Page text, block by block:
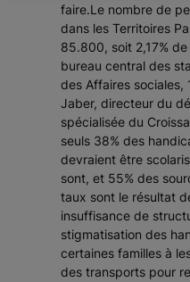
faire.Le nombre de
dans les Territoires
85.800, soit 2,17%
bureau central des
des Affaires sociales,
Jaber, directeur du
spécialisée du
seuls 38% des
devraient être
sont, et 55% des
taux sont le résultat
insuffisance de
stigmatisation des
certaines familles à
des transports pour